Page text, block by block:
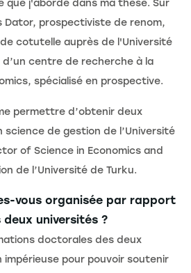
que j'aborde dans ma thèse. Sur
Dator, prospectiviste de renom,
cotutelle auprès de l'Université
centre de recherche à la
spécialisé en prospective.
permettre d’obtenir deux
science de gestion de l’Université
of Science in Economics and
de l’Université de Turku.
vous organisée par rapport
universités ?
doctorales des deux
pour pouvoir soutenir